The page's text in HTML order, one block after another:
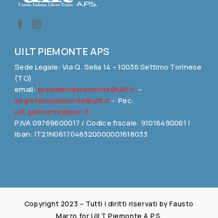
UILT PIEMONTE APS
Sede Legale: Via Q. Sella 14 – 10036 Settimo Torinese
(TO)
email: presidentepiemonte@uilt.it–
segreteriapiemonte@uilt.it– Pec:
uilt.piemonte@pec.it
P.IVA 09769600017 / Codice fiscale: 91016490061 |
Iban: IT21N0617046320000001618033
Copyright 2023 – Tutti i diritti riservati by Fausto
Marzo for UILT Piemonte A.P.S.